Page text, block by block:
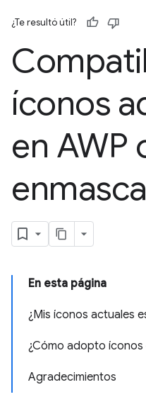
¿Te resultó útil?
íconos
en AWP
En esta página
¿Mis íconos actuales
¿Cómo adopto íconos
Agradecimientos